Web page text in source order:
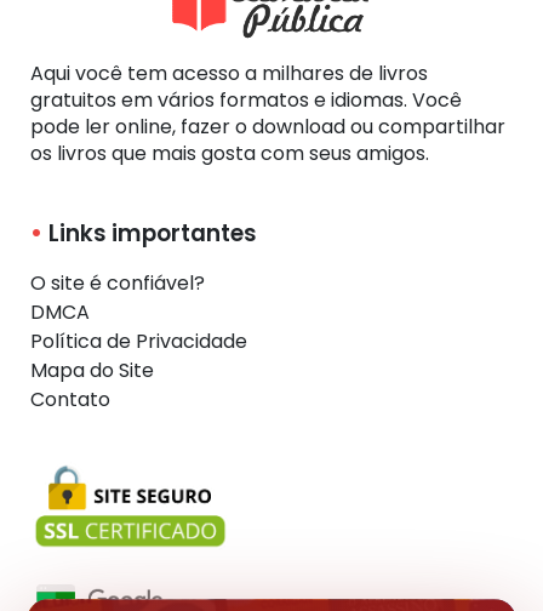
Aqui você tem acesso a milhares de livros
gratuitos em vários formatos e idiomas. Você
pode ler online, fazer o download ou compartilhar
os livros que mais gosta com seus amigos.
Links importantes
O site é confiável?
DMCA
Política de Privacidade
Mapa do Site
Contato